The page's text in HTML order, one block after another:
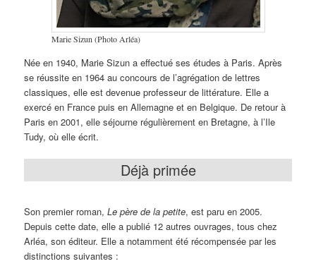
Marie Sizun (Photo Arléa)
Née en 1940, Marie Sizun a effectué ses études à Paris. Après
se réussite en 1964 au concours de l’agrégation de lettres
classiques, elle est devenue professeur de littérature. Elle a
exercé en France puis en Allemagne et en Belgique. De retour à
Paris en 2001, elle séjourne régulièrement en Bretagne, à l’Ile
Tudy, où elle écrit.
Déjà primée
Son premier roman,Le père de la petite, est paru en 2005.
Depuis cette date, elle a publié 12 autres ouvrages, tous chez
Arléa, son éditeur. Elle a notamment été récompensée par les
distinctions suivantes :